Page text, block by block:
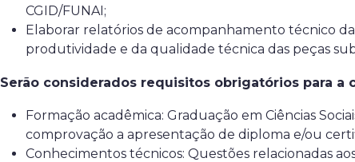
CGID/FUNAI;
Elaborar relatórios de acompanhamento técnico
produtividade e da qualidade técnica das peças
Serão considerados requisitos obrigatórios para a
Formação acadêmica: Graduação em Ciências
comprovação a apresentação de diploma e/ou
Conhecimentos técnicos: Questões relacionadas